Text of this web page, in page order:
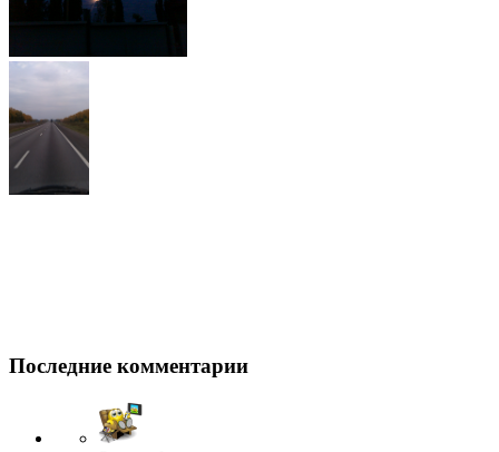
Последние комментарии